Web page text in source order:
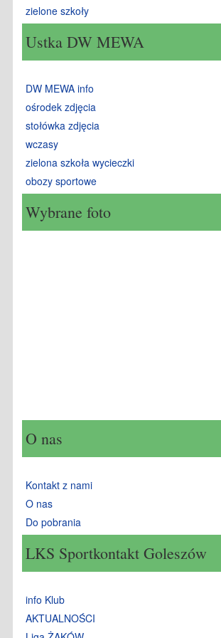
zielone szkoły
Ustka DW MEWA
DW MEWA info
ośrodek zdjęcia
stołówka zdjęcia
wczasy
zielona szkoła wycieczki
obozy sportowe
Wybrane foto
O nas
Kontakt z nami
O nas
Do pobrania
LKS Sportkontakt Goleszów
info Klub
AKTUALNOŚCI